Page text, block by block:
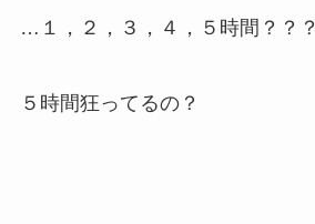
…１，２，３，４，５時間？？？
５時間狂ってるの？